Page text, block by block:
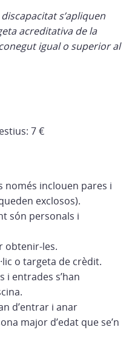
s’apliquen
acreditativa de la
igual o superior al
7 €
només inclouen pares i
exclosos).
són personals i
obtenir-les.
o targeta de crèdit.
i entrades s’han
d’entrar i anar
major d’edat que se’n